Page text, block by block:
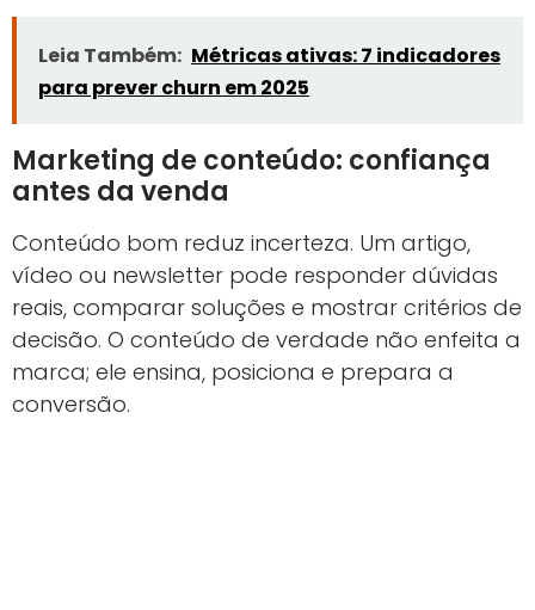
Leia Também: Métricas ativas: 7 indicadores
para prever churn em 2025
Marketing de conteúdo: confiança
antes da venda
Conteúdo bom reduz incerteza. Um artigo,
vídeo ou newsletter pode responder dúvidas
reais, comparar soluções e mostrar critérios de
decisão. O conteúdo de verdade não enfeita a
marca; ele ensina, posiciona e prepara a
conversão.